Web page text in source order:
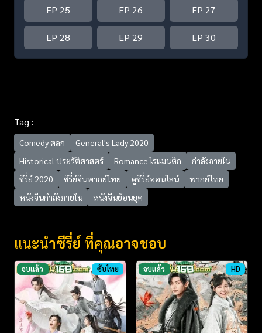
EP 25 EP 26 EP 27
EP 28 EP 29 EP 30
Tag :
Comedy ตลก
General's Lady 2020
Historical ประวัติศาสตร์
Romance โรแมนติก
กำลังภายใน
ซีรี่ย์ 2020
ซีรี่ย์จีนพากย์ไทย ดูซีรี่ย์ออนไลน์
พากย์ไทย
หนังจีนกำลังภายใน
หนังจีนย้อนยุค
แนะนำซีรี่ย์ ที่คุณอาจชอบ
จบแล้ว ซับไทย จบแล้ว HD